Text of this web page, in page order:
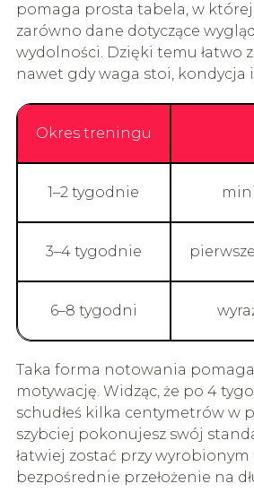
pomaga prosta tabela, w której
zarówno dane dotyczące
wydolności. Dzięki temu łatwo
nawet gdy waga stoi, kondycja
Okres treningu
1–2 tygodnie
3–4 tygodnie
6–8 tygodni
Taka forma notowania
motywację. Widząc, że po 4
schudłeś kilka centymetrów w
szybciej pokonujesz swój
łatwiej zostać przy wyrobionym
bezpośrednie przełożenie na